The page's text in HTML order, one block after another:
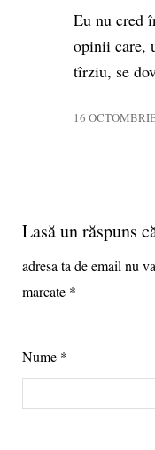
Eu nu cred
opinii care,
tîrziu, se
16
Lasă un răspuns
adresa ta de email nu
marcate *
Nume *